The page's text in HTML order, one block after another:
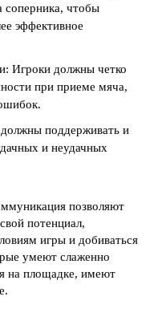
соперника, чтобы
эффективное
Игроки должны четко
при приеме мяча,
поддерживать и
и неудачных
позволяют
потенциал,
игры и добиваться
умеют слаженно
на площадке, имеют